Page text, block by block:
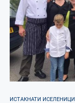
ИСТАКНАТИ ИСЕЛЕНИЦИ